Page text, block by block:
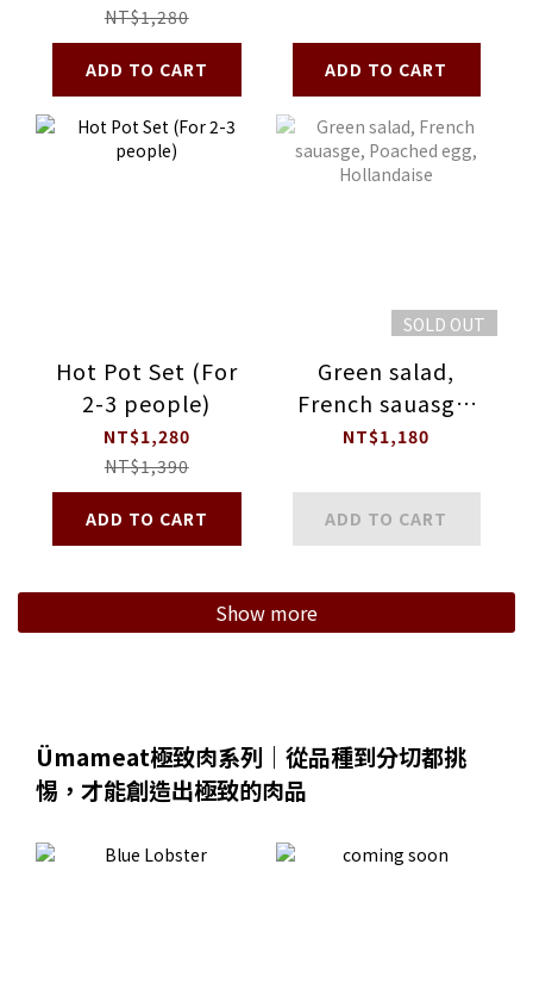
NT$1,280
ADD TO CART ADD TO CART
Hot Pot Set (For
2-3 people)
NT$1,280
NT$1,390
ADD TO CART
SOLD OUT
Green salad,
French sauasge,
Poached egg,
NT$1,180
ADD TO CART
Show more
Ümameat極致肉系列｜從品種到分切都挑
惕，才能創造出極致的肉品